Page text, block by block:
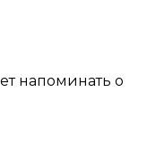
напоминать о